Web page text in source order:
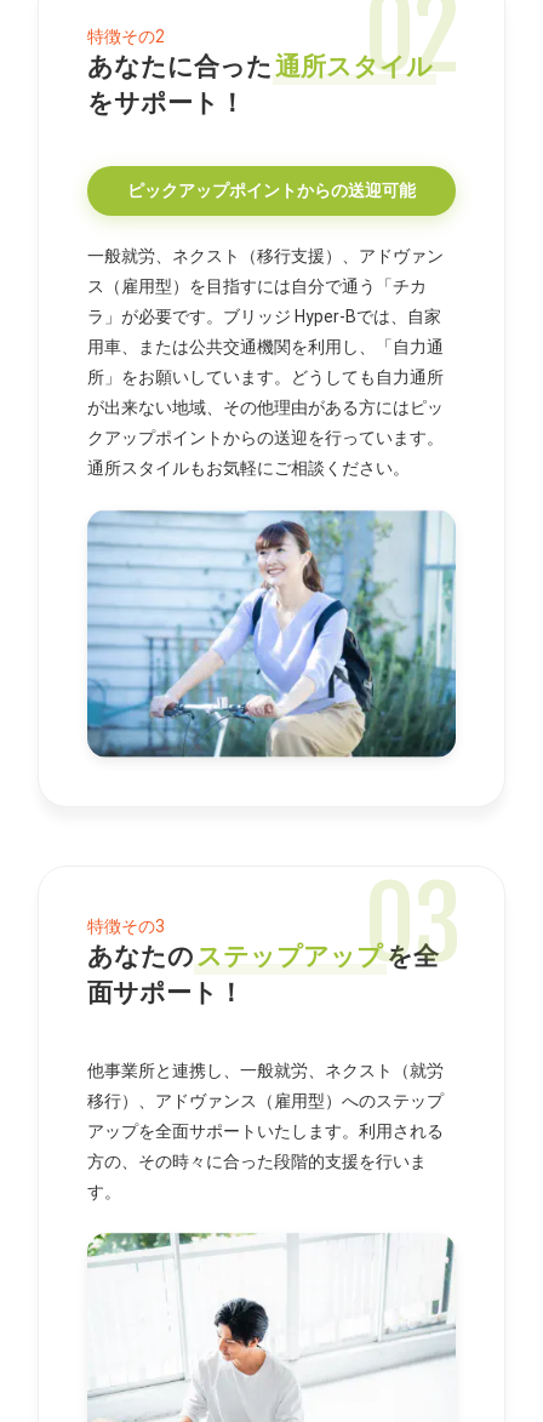
あなたに合った 通所スタイル
をサポート！
ピックアップポイントからの送迎可能
一般就労、ネクスト（移行支援）、アドヴァン
ス（雇用型）を目指すには自分で通う「チカ
ラ」が必要です。ブリッジ Hyper-Bでは、自家
用車、または公共交通機関を利用し、「自力通
所」をお願いしています。どうしても自力通所
が出来ない地域、その他理由がある方にはピッ
クアップポイントからの送迎を行っています。
通所スタイルもお気軽にご相談ください。
あなたのステップアップを全
面サポート！
他事業所と連携し、一般就労、ネクスト（就労
移行）、アドヴァンス（雇用型）へのステップ
アップを全面サポートいたします。利用される
方の、その時々に合った段階的支援を行いま
す。